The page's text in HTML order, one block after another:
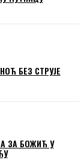
БЕЗ СТРУЈЕ
ЗА БОЖИЋ У